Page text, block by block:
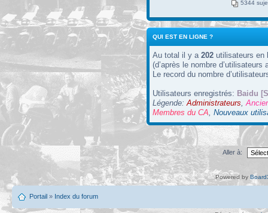
5344
QUI EST EN LIGNE ?
Au total il y a 202 utilisateurs en
(d’après le nombre
Le record du nombre
Utilisateurs enregistrés: Baidu
Légende: Administrateurs
Membres du CA Nouveaux
Aller à:
Powered by
Portail » Index du forum